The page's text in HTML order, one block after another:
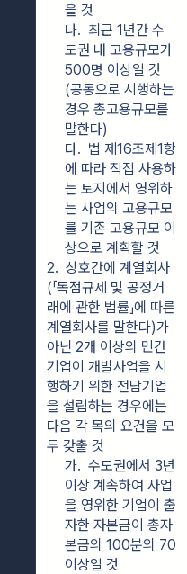
을 것
나.  최근 1년간 수
도권 내 고용규모가
500명 이상일 것
(공동으로 시행하는
경우 총고용규모를
말한다)
다.  법 제16조제1항
에 따라 직접 사용하
는 토지에서 영위하
는 사업의 고용규모
를 기존 고용규모 이
상으로 계획할 것
2.  상호간에 계열회사
(「독점규제 및 공정거
래에 관한 법률」에 따른
계열회사를 말한다)가
아닌 2개 이상의 민간
기업이 개발사업을 시
행하기 위한 전담기업
을 설립하는 경우에는
다음 각 목의 요건을 모
두 갖출 것
가.  수도권에서 3년
이상 계속하여 사업
을 영위한 기업이 출
자한 자본금이 총자
본금의 100분의 70
이상일 것